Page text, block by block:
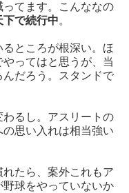
てます。こんななの
下で続行中。
ところが根深い。ほ
ってはと思うが、当
だろう。スタンドで
るし。アスリートの
思い入れは相当強い
たら、案外これもア
球をやっていないか